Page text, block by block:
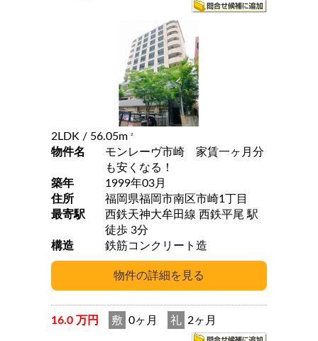
2LDK / 56.05m 2
物件名
モンレーヴ市崎 家賃一ヶ月分
も安くなる！
築年
1999年03月
住所
福岡県福岡市南区市崎1丁目
最寄駅
西鉄天神大牟田線 西鉄平尾 駅
徒歩 3分
構造
鉄筋コンクリート造
16.0 万円 敷 0ヶ月 礼 2ヶ月